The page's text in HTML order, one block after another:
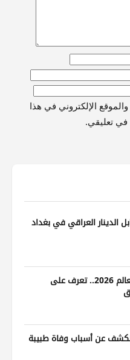
الإلكتروني في هذا
في تعليقي.
الدينار العراقي في بغداد
من ودية الأربعاء إلى كأس العالم 2026.. تعرف على
عن أسباب وفاة طبيبة